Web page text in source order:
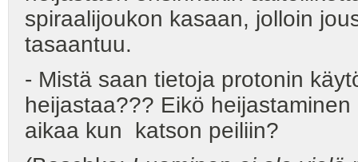
spiraalijoukon kasaan, jolloin
tasaantuu.
- Mistä saan tietoja protonin
heijastaa??? Eikö
aikaa kun katson peiliin?